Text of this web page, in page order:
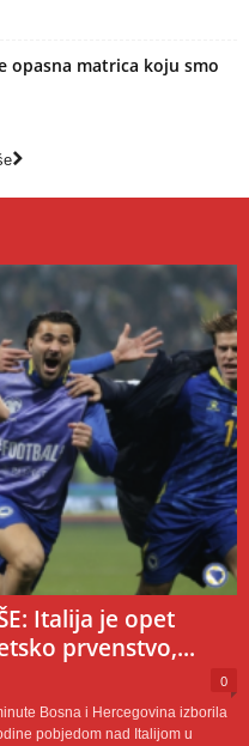
opasna matrica koju smo
Italija je opet
prvenstvo,...
0
Bosna i Hercegovina izborila
pobjedom nad Italijom u